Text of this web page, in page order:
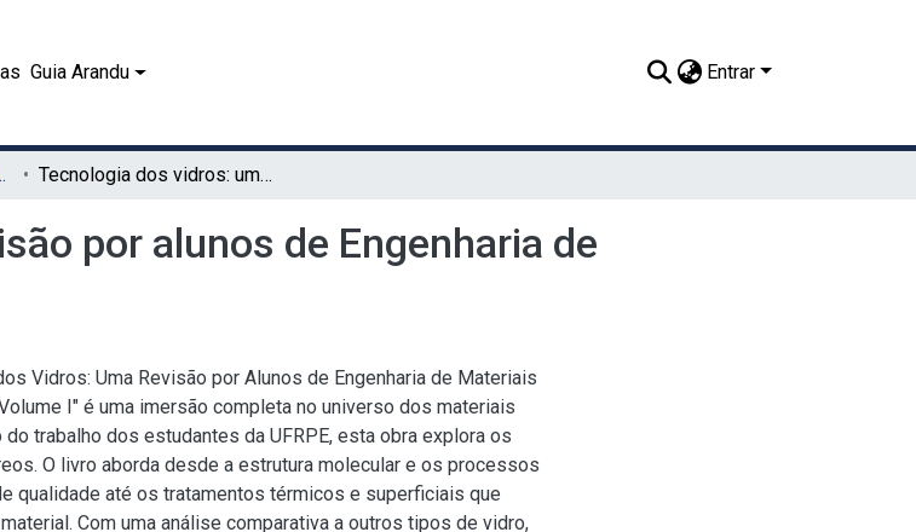
Guia Arandu Entrar
(EDUFRPE) Tecnologia dos vidros: uma revisão por alunos de Engenharia de materiais da UFRPE
por alunos de Engenharia de
Vidros: Uma Revisão por Alunos de Engenharia de Materiais
I" é uma imersão completa no universo dos materiais
do trabalho dos estudantes da UFRPE, esta obra explora os
O livro aborda desde a estrutura molecular e os processos
qualidade até os tratamentos térmicos e superficiais que
Com uma análise comparativa a outros tipos de vidro,